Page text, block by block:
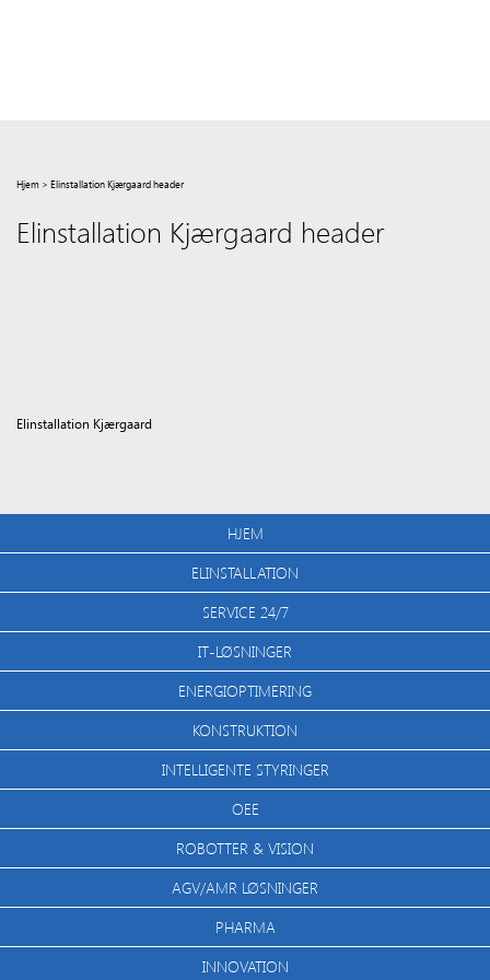
Hjem > Elinstallation Kjærgaard header
Elinstallation Kjærgaard header
Elinstallation Kjærgaard
HJEM
ELINSTALLATION
SERVICE 24/7
IT-LØSNINGER
ENERGIOPTIMERING
KONSTRUKTION
INTELLIGENTE STYRINGER
OEE
ROBOTTER & VISION
AGV/AMR LØSNINGER
PHARMA
INNOVATION